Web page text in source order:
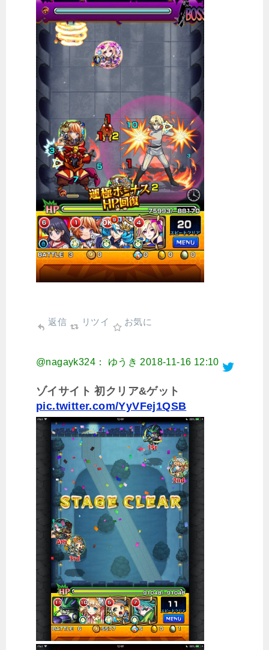
返信 リツイ お気に
@nagayk324： ゆうき 2018-11-16 12:10
ゾイサイト 初クリア&ゲット
pic.twitter.com/YyVFej1QSB